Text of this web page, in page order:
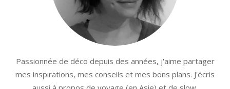
Passionnée de déco depuis des années, j'aime partager
mes inspirations, mes conseils et mes bons plans. J'écris